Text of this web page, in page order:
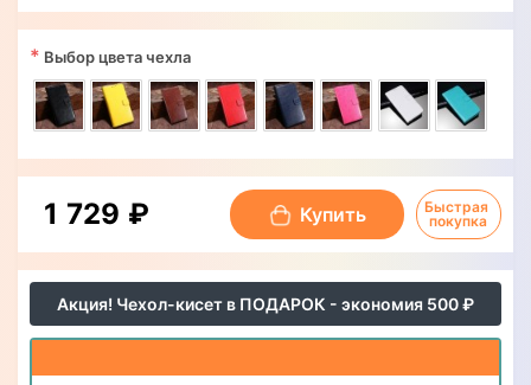
Акция! Чехол-кисет в ПОДАРОК - экономия 500 ₽
* Выбор цвета чехла
1 729 ₽ Купить
Быстрая
покупка